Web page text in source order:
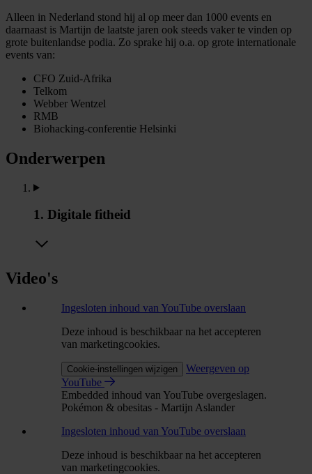
Alleen in Nederland stond hij al op meer dan 1000 events en
daarnaast is Martijn de laatste jaren ook steeds vaker te vinden op
grote buitenlandse podia. Zo sprake hij o.a. op grote internationale
events van:
CFO Zuid-Afrika
Telkom
Webber Wentzel
RMB
Biohacking-conferentie Helsinki
Onderwerpen
1. Digitale fitheid
Video's
Ingesloten inhoud van YouTube overslaan
Deze inhoud is beschikbaar na het accepteren
van marketingcookies.
Cookie-instellingen wijzigen
Weergeven op
YouTube
Embedded inhoud van YouTube overgeslagen.
Pokémon & obesitas - Martijn Aslander
Ingesloten inhoud van YouTube overslaan
Deze inhoud is beschikbaar na het accepteren
van marketingcookies.